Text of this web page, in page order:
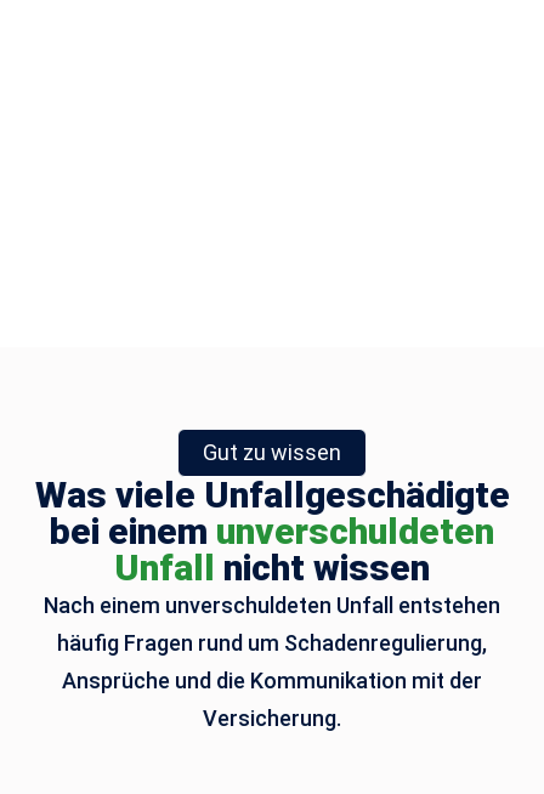
Gut zu wissen
Was viele Unfallgeschädigte
bei einem unverschuldeten
Unfall nicht wissen
Nach einem unverschuldeten Unfall entstehen
häufig Fragen rund um Schadenregulierung,
Ansprüche und die Kommunikation mit der
Versicherung.